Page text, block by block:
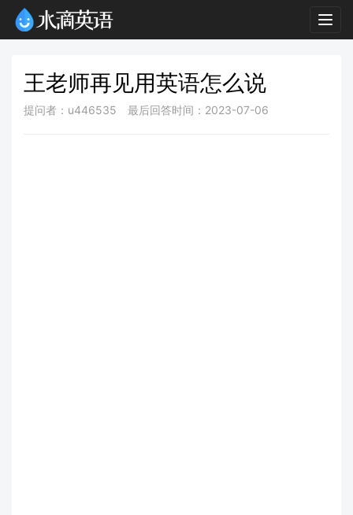
王老师再见用英语怎么说
提问者：u446535 最后回答时间：2023-07-06